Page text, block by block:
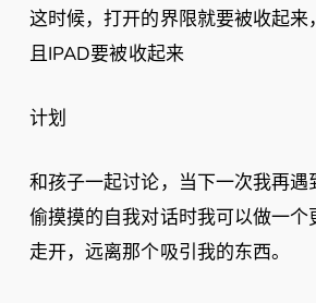
这时候，打开的界限就要被收起
且IPAD要被收起来
计划
和孩子一起讨论，当下一次我再遇
偷摸摸的自我对话时我可以做一
走开，远离那个吸引我的东西。